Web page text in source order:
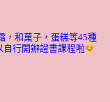
，和菓子，蛋糕等45種
自行開辦證書課程啦